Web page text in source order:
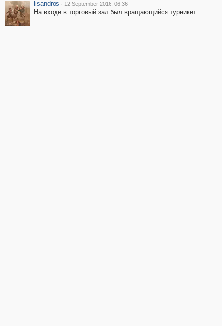
lisandros · 12 September 2016, 06:36
На входе в торговый зал был вращающийся турникет.